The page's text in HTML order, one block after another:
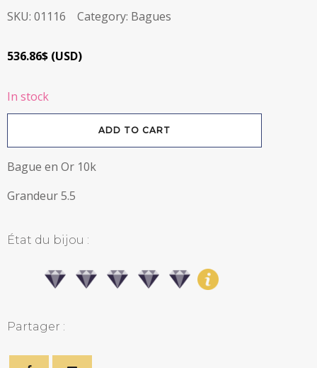
SKU: 01116 Category: Bagues
536.86$ (USD)
In stock
10k
ADD TO CART
Bague en Or 10k
Grandeur 5.5
État du bijou :
Partager :